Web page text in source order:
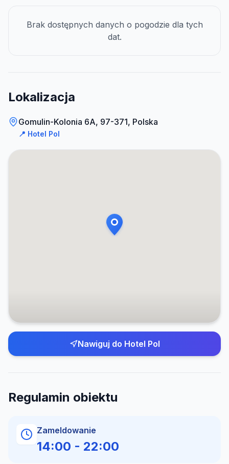
Brak dostępnych danych o pogodzie dla tych
dat.
Lokalizacja
Gomulin-Kolonia 6A, 97-371, Polska
📍 Hotel Pol
Nawiguj do Hotel Pol
Regulamin obiektu
Zameldowanie
14:00 - 22:00